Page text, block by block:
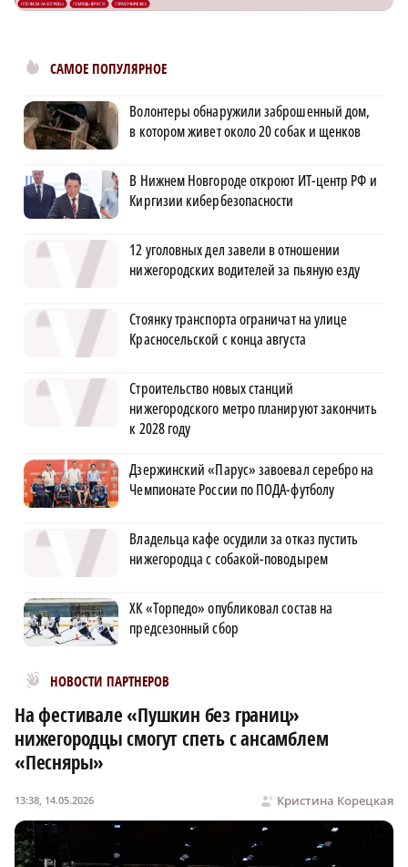
САМОЕ ПОПУЛЯРНОЕ
Волонтеры обнаружили заброшенный дом,
в котором живет около 20 собак и щенков
В Нижнем Новгороде откроют ИТ-центр РФ и
Киргизии кибербезопасности
12 уголовных дел завели в отношении
нижегородских водителей за пьяную езду
Стоянку транспорта ограничат на улице
Красносельской с конца августа
Строительство новых станций
нижегородского метро планируют закончить
к 2028 году
Дзержинский «Парус» завоевал серебро на
Чемпионате России по ПОДА-футболу
Владельца кафе осудили за отказ пустить
нижегородца с собакой-поводырем
ХК «Торпедо» опубликовал состав на
предсезонный сбор
НОВОСТИ ПАРТНЕРОВ
Новости МирТесен
На фестивале «Пушкин без границ»
нижегородцы смогут спеть с ансамблем
«Песняры»
Кристина Корецкая
13:38, 14.05.2026